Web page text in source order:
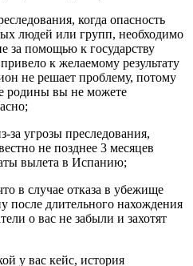
когда опасность
людей или групп, необходимо
за помощью к государству
к желаемому результату
не решает проблему, потому
родины вы не можете
за угрозы преследования,
не позднее 3 месяцев
вылета в Испанию;
в случае отказа в убежище
после длительного нахождения
о вас не забыли и захотят
у вас кейс, история